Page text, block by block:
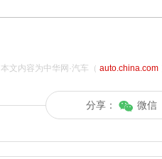
本文内容为中华网·汽车（ auto.china.com
分享： 微信